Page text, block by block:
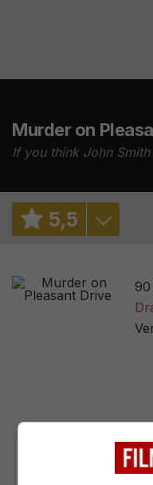
Murder on
If you think John
5,5
2,6